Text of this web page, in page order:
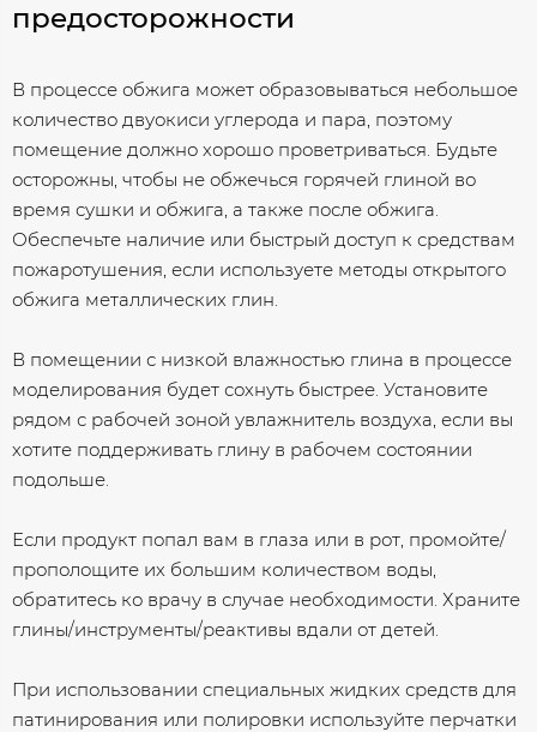
предосторожности
В процессе обжига может образовываться небольшое
количество двуокиси углерода и пара, поэтому
помещение должно хорошо проветриваться. Будьте
осторожны, чтобы не обжечься горячей глиной во
время сушки и обжига, а также после обжига.
Обеспечьте наличие или быстрый доступ к средствам
пожаротушения, если используете методы открытого
обжига металлических глин.
В помещении с низкой влажностью глина в процессе
моделирования будет сохнуть быстрее. Установите
рядом с рабочей зоной увлажнитель воздуха, если вы
хотите поддерживать глину в рабочем состоянии
подольше.
Если продукт попал вам в глаза или в рот, промойте/
прополощите их большим количеством воды,
обратитесь ко врачу в случае необходимости. Храните
глины/инструменты/реактивы вдали от детей.
При использовании специальных жидких средств для
патинирования или полировки используйте перчатки